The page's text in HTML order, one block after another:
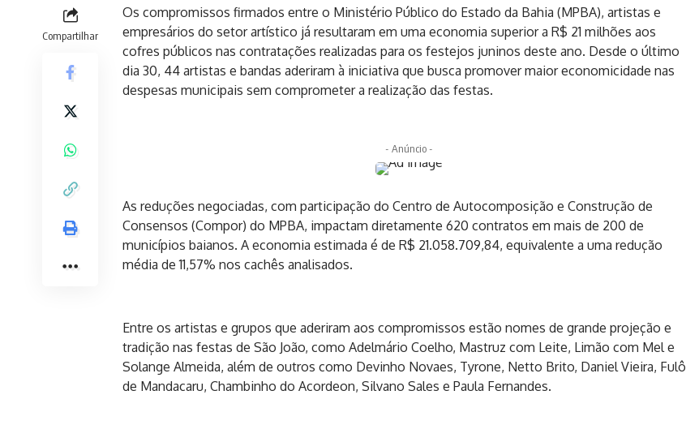
Compartilhar
Os compromissos firmados entre o Ministério Público do Estado da Bahia (MPBA), artistas e
empresários do setor artístico já resultaram em uma economia superior a R$ 21 milhões aos
cofres públicos nas contratações realizadas para os festejos juninos deste ano. Desde o último
dia 30, 44 artistas e bandas aderiram à iniciativa que busca promover maior economicidade nas
despesas municipais sem comprometer a realização das festas.
- Anúncio -
As reduções negociadas, com participação do Centro de Autocomposição e Construção de
Consensos (Compor) do MPBA, impactam diretamente 620 contratos em mais de 200 de
municípios baianos. A economia estimada é de R$ 21.058.709,84, equivalente a uma redução
média de 11,57% nos cachês analisados.
Entre os artistas e grupos que aderiram aos compromissos estão nomes de grande projeção e
tradição nas festas de São João, como Adelmário Coelho, Mastruz com Leite, Limão com Mel e
Solange Almeida, além de outros como Devinho Novaes, Tyrone, Netto Brito, Daniel Vieira, Fulô
de Mandacaru, Chambinho do Acordeon, Silvano Sales e Paula Fernandes.